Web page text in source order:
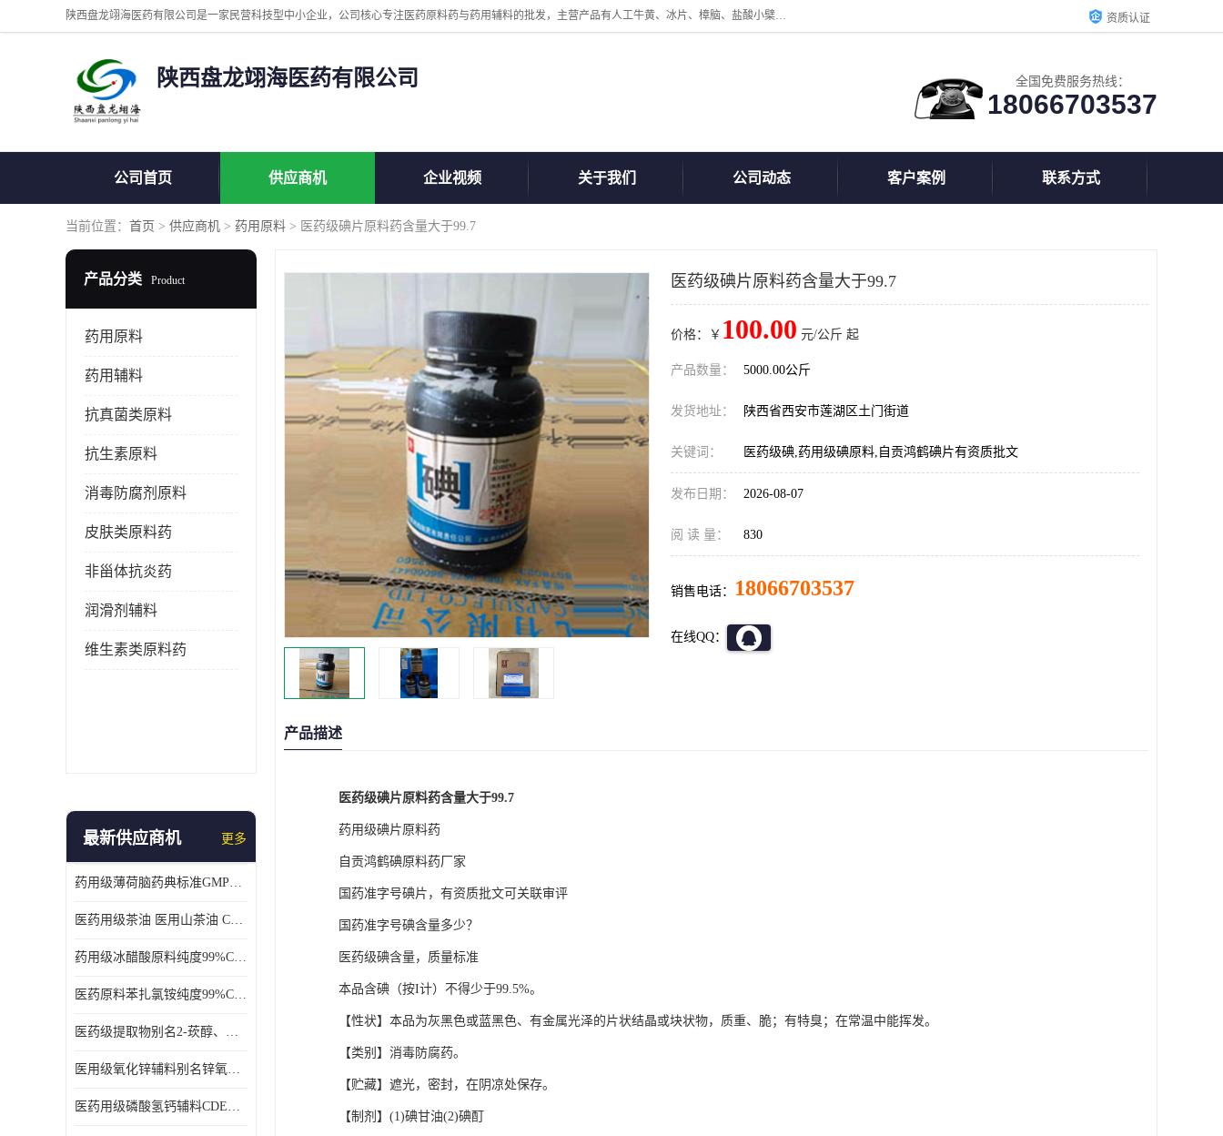
陕西盘龙翊海医药有限公司是一家民营科技型中小企业，公司核心专注医药原料药与药用辅料的批发，主营产品有人工牛黄、冰片、樟脑、盐酸小檗碱、氢氧化铝、枸橼酸喷托维林、甲硝唑、维生素B、维生素C、维生素E、克霉唑、利巴韦林、氯化铵等。 资质认证
陕西盘龙翊海医药有限公司 全国免费服务热线：
18066703537
公司首页 供应商机 企业视频 关于我们 公司动态 客户案例 联系方式
当前位置： 首页 > 供应商机 > 药用原料 > 医药级碘片原料药含量大于99.7
产品分类 Product
药用原料
药用辅料
抗真菌类原料
抗生素原料
消毒防腐剂原料
皮肤类原料药
非甾体抗炎药
润滑剂辅料
维生素类原料药
最新供应商机 更多
药用级薄荷脑药典标准GMP工厂
医药用级茶油 医用山茶油 COA质检 价格优 原料药
药用级冰醋酸原料纯度99%CDE备案COA质检
医药原料苯扎氯铵纯度99%CDE备案500g/瓶
医药级提取物别名2-莰醇、龙脑1kg/袋
医用级氧化锌辅料别名锌氧粉CDE备案cas1314-13-2
医药用级磷酸氢钙辅料CDE备案CAS7757-93-9
医药级碘片原料药含量大于99.7
价格：￥ 100.00 元/公斤 起
产品数量： 5000.00公斤
发货地址： 陕西省西安市莲湖区土门街道
关键词： 医药级碘,药用级碘原料,自贡鸿鹤碘片有资质批文
发布日期： 2026-08-07
阅 读 量： 830
销售电话： 18066703537
在线QQ：
产品描述
医药级碘片原料药含量大于99.7
药用级碘片原料药
自贡鸿鹤碘原料药厂家
国药准字号碘片，有资质批文可关联审评
国药准字号碘含量多少？
医药级碘含量，质量标准
本品含碘（按I计）不得少于99.5%。
【性状】本品为灰黑色或蓝黑色、有金属光泽的片状结晶或块状物，质重、脆；有特臭；在常温中能挥发。
【类别】消毒防腐药。
【贮藏】遮光，密封，在阴凉处保存。
【制剂】(1)碘甘油(2)碘酊